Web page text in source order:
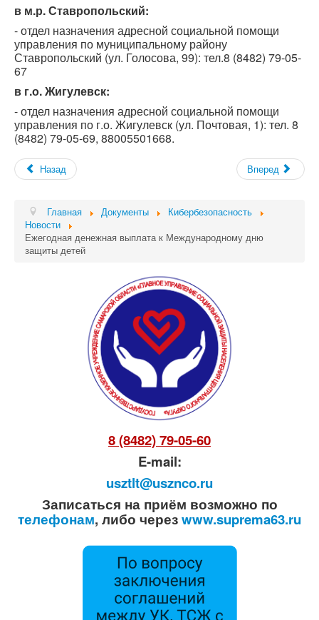
в м.р. Ставропольский:
- отдел назначения адресной социальной помощи
управления по муниципальному району
Ставропольский (ул. Голосова, 99): тел.8 (8482) 79-05-
67
в г.о. Жигулевск:
- отдел назначения адресной социальной помощи
управления по г.о. Жигулевск (ул. Почтовая, 1): тел. 8
(8482) 79-05-69, 88005501668.
Назад Вперед
Главная Документы
Кибербезопасность
Новости
Ежегодная денежная выплата к Международному дню
защиты детей
8 (8482) 79-05-60
E-mail:
usztlt@usznco.ru
Записаться на приём возможно по
телефонам, либо черезwww.suprema63.ru